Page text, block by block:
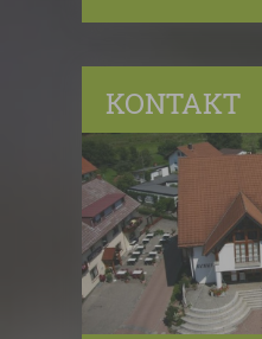
KONTAKT